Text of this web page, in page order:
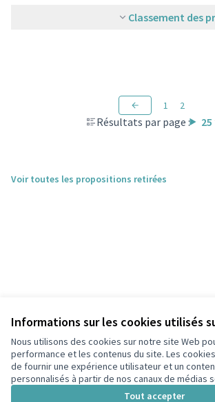
Informations sur les cookies utilisés
Nous utilisons des cookies sur notre site Web
performance et les contenus du site. Les
de fournir une expérience utilisateur et un
personnalisés à partir de nos canaux de médias
Tout accepter
Classement des
Résultats par page : 25
1 2
Voir toutes les propositions retirées
Conditions d'utilisation